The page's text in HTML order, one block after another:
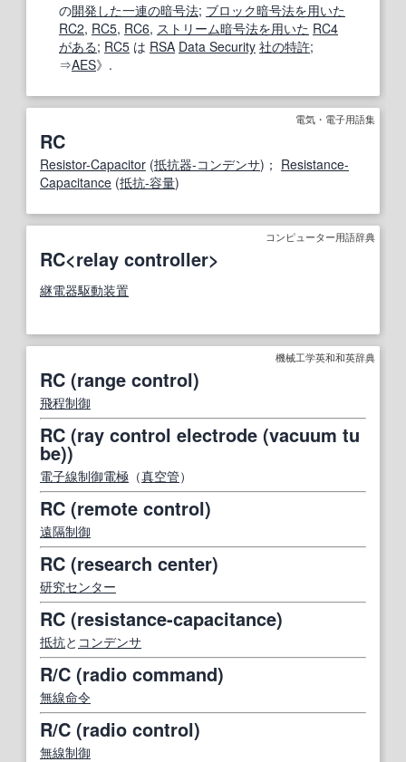
の開発した一連の暗号法; ブロック暗号法を用いた
RC2, RC5, RC6, ストリーム暗号法を用いた RC4
がある; RC5 は RSA Data Security 社の特許;
⇒AES》.
電気・電子用語集
RC
Resistor-Capacitor (抵抗器-コンデンサ)； Resistance-
Capacitance (抵抗-容量)
コンピューター用語辞典
RC<relay controller>
継電器駆動装置
機械工学英和和英辞典
RC (range control)
飛程制御
RC (ray control electrode (vacuum tu
be))
電子線制御電極 （真空管）
RC (remote control)
遠隔制御
RC (research center)
研究センター
RC (resistance-capacitance)
抵抗と コンデンサ
R/C (radio command)
無線命令
R/C (radio control)
無線制御